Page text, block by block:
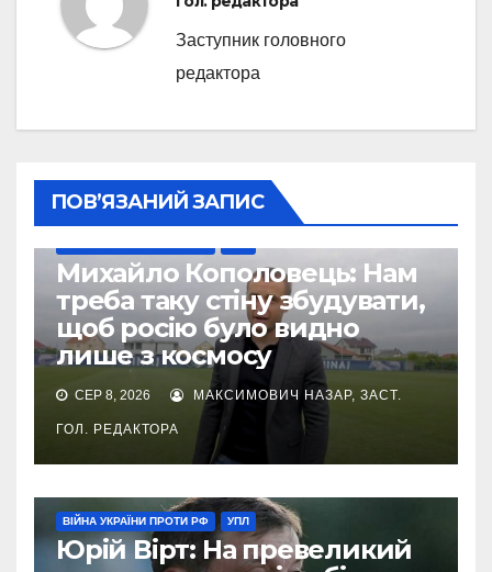
Заступник головного
редактора
ПОВ’ЯЗАНИЙ ЗАПИС
Михайло Кополовець: Нам
треба таку стіну збудувати,
щоб росію було видно
лише з космосу
СЕР 8, 2026 МАКСИМОВИЧ НАЗАР, ЗАСТ.
ГОЛ. РЕДАКТОРА
ВІЙНА УКРАЇНИ ПРОТИ РФ УПЛ
Юрій Вірт: На превеликий